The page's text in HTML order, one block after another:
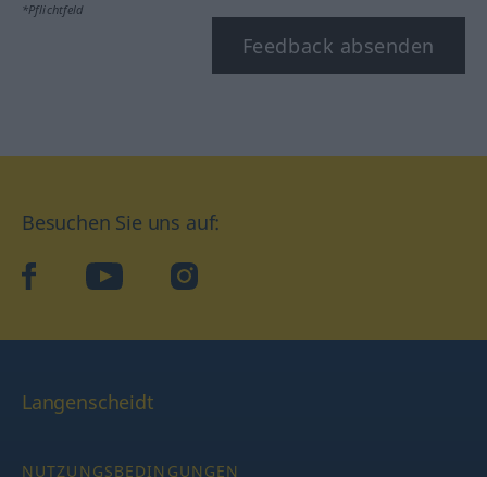
*Pflichtfeld
Feedback absenden
Besuchen Sie uns auf:
facebookYouTube Instagram
Langenscheidt
NUTZUNGSBEDINGUNGEN